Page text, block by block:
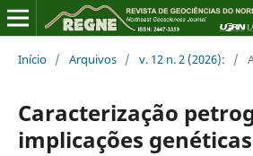
Início / Arquivos / v. 12 n. 2 (2026): /
Caracterização
implicações